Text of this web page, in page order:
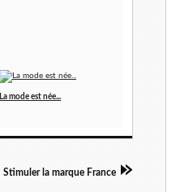
La mode est née...
Stimuler la marque France